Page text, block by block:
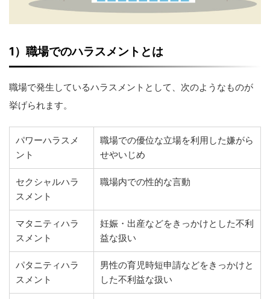
1）職場でのハラスメントとは
職場で発生しているハラスメントとして、次のようなものが
挙げられます。
パワーハラスメ
ント
職場での優位な立場を利用した嫌がら
せやいじめ
セクシャルハラ
スメント
職場内での性的な言動
マタニティハラ
スメント
妊娠・出産などをきっかけとした不利
益な扱い
パタニティハラ
スメント
男性の育児時短申請などをきっかけと
した不利益な扱い